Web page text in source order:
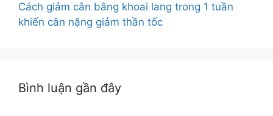
Cách giảm cân bằng khoai lang trong 1 tuần
khiến cân nặng giảm thần tốc
Bình luận gần đây